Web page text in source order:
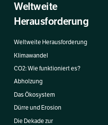
Weltweite
Herausforderung
Weltweite Herausforderung
Klimawandel
CO2: Wie funktioniert es?
Abholzung
Das Ökosystem
Dürre und Erosion
Die Dekade zur